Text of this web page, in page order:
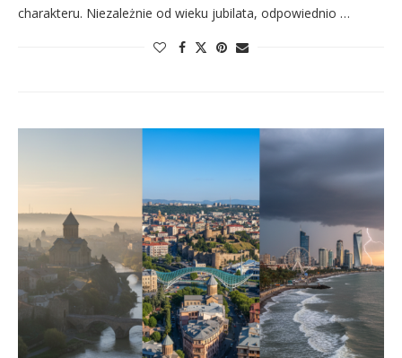
charakteru. Niezależnie od wieku jubilata, odpowiednio …